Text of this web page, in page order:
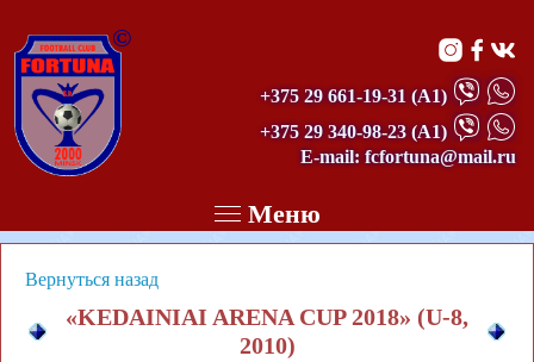
©
+375 29 661-19-31 (А1)
+375 29 340-98-23(А1)
E-mail: fcfortuna@mail.ru
Меню
Вернуться назад
«KEDAINIAI ARENA CUP 2018» (U-8,
2010)